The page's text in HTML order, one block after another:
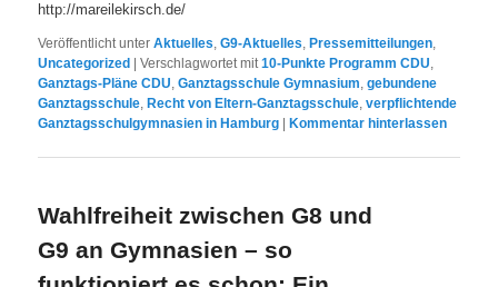
http://mareilekirsch.de/
Veröffentlicht unter Aktuelles,G9-Aktuelles, Pressemitteilungen,
Uncategorized
|Verschlagwortet mit 10-Punkte Programm CDU,
Ganztags-Pläne CDU,Ganztagsschule Gymnasium,gebundene
Ganztagsschule, Recht von Eltern-Ganztagsschule,verpflichtende
Ganztagsschulgymnasien in Hamburg
Kommentar hinterlassen
Wahlfreiheit zwischen G8 und
G9 an Gymnasien – so